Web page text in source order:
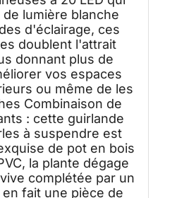
lumière blanche
d'éclairage, ces
doublent l'attrait
donnant plus de
vos espaces
ou même de les
Combinaison de
: cette guirlande
à suspendre est
de pot en bois
la plante dégage
complétée par un
fait une pièce de